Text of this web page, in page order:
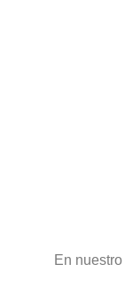
En nuestro